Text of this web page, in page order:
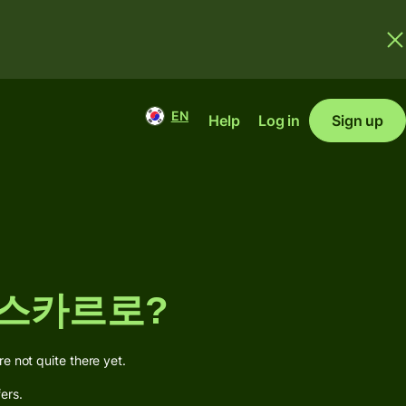
EN Help Log in Sign up
카르로?
not quite there yet.